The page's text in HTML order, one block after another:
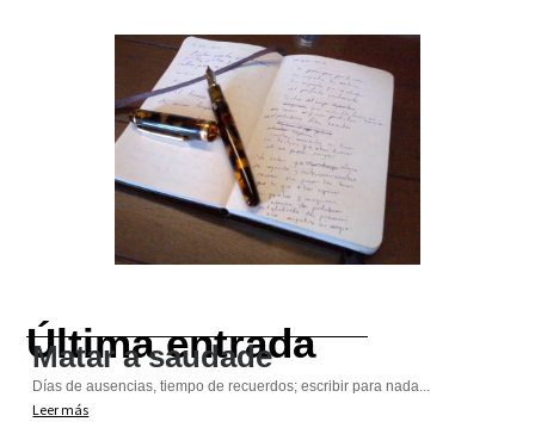
Última entrada
Matar a saudade
Días de ausencias, tiempo de recuerdos; escribir para nada...
Leer más